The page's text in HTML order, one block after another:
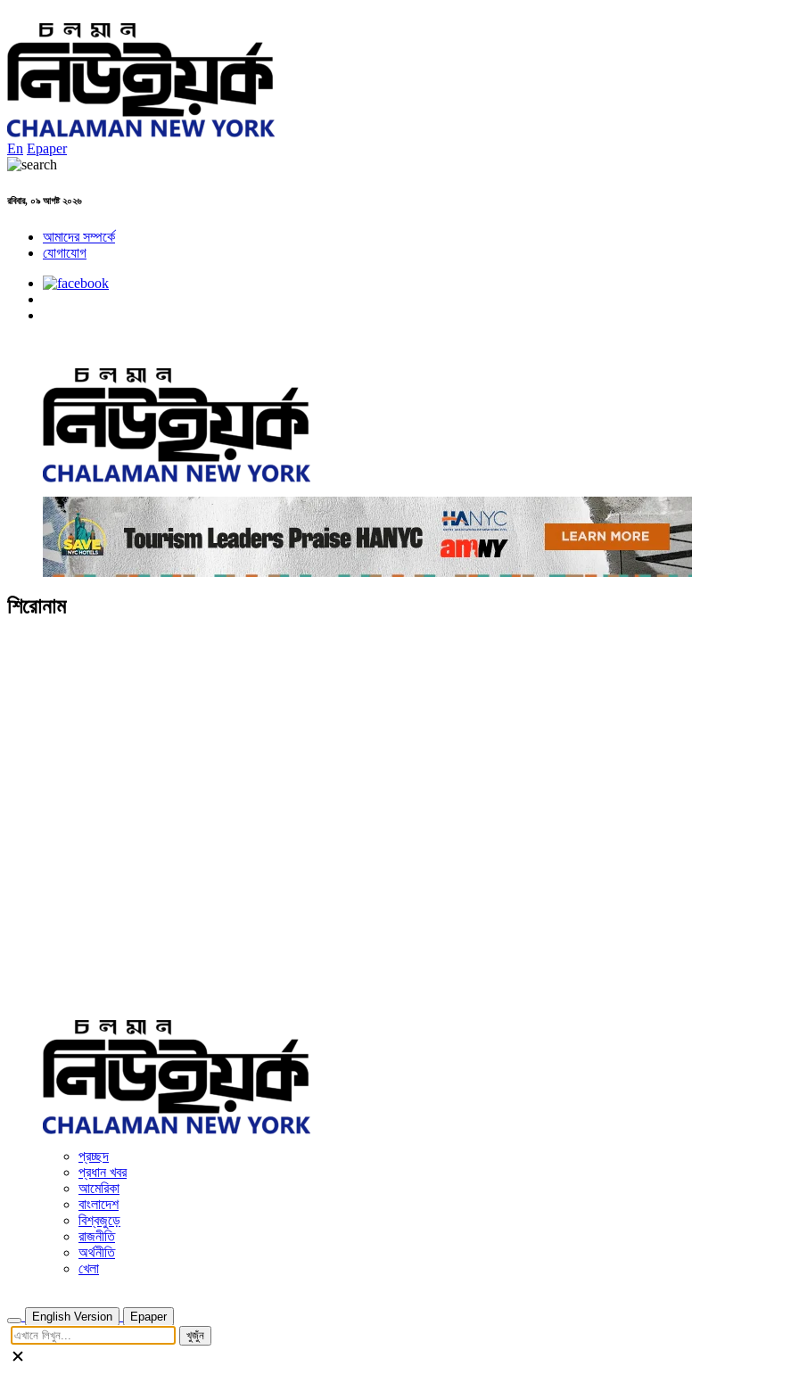
En Epaper
রবিবার, ০৯ আগষ্ট ২০২৬
আমাদের সম্পর্কে
যোগাযোগ
শিরোনাম
প্রচ্ছদ
প্রধান খবর
আমেরিকা
বাংলাদেশ
বিশ্বজুড়ে
রাজনীতি
অর্থনীতি
খেলা
English Version
Epaper
খুজুঁন